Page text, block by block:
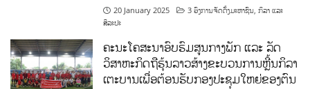
20 January 2025 3 ອົງການຈັດຕັ້ງມະຫາຊົນ ,ກິລາ ແລະ
ສິລະປະ
ຄະນະໂຄສະນາອົບຮົມສູນກາງພັກ ແລະ ລັດ
ວິສາຫະກິດຖືຮຸ້ນລາວສ້າງຂະບວນການຫຼີ້ນກິລາ
ເຕະບານເພື່ອຕ້ອນຮັບກອງປະຊຸມໃຫຍ່ຂອງຕົນ